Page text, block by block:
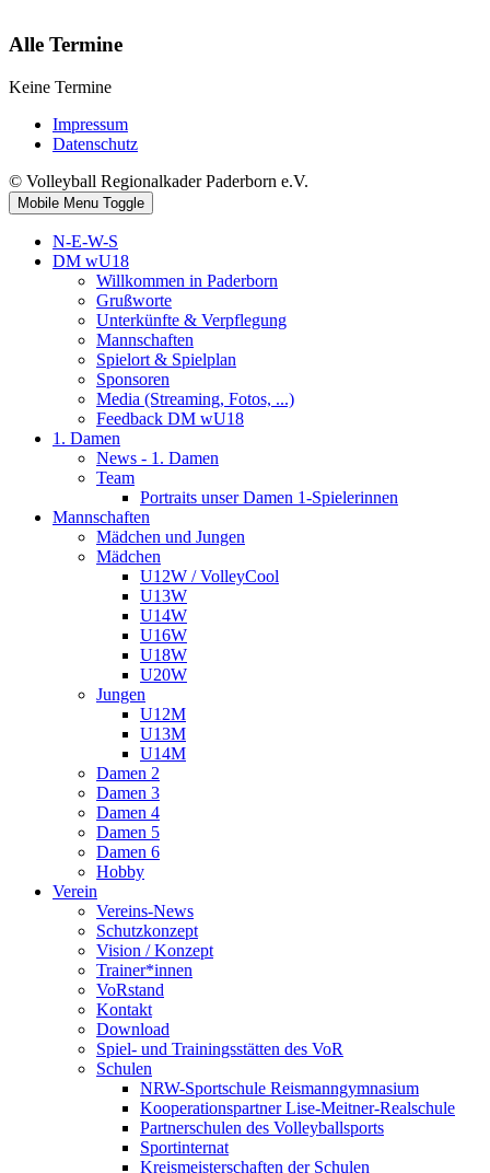
Alle Termine
Keine Termine
Impressum
Datenschutz
© Volleyball Regionalkader Paderborn e.V.
Mobile Menu Toggle
N-E-W-S
DM wU18
Willkommen in Paderborn
Grußworte
Unterkünfte & Verpflegung
Mannschaften
Spielort & Spielplan
Sponsoren
Media (Streaming, Fotos, ...)
Feedback DM wU18
1. Damen
News - 1. Damen
Team
Portraits unser Damen 1-Spielerinnen
Mannschaften
Mädchen und Jungen
Mädchen
U12W / VolleyCool
U13W
U14W
U16W
U18W
U20W
Jungen
U12M
U13M
U14M
Damen 2
Damen 3
Damen 4
Damen 5
Damen 6
Hobby
Verein
Vereins-News
Schutzkonzept
Vision / Konzept
Trainer*innen
VoRstand
Kontakt
Download
Spiel- und Trainingsstätten des VoR
Schulen
NRW-Sportschule Reismanngymnasium
Kooperationspartner Lise-Meitner-Realschule
Partnerschulen des Volleyballsports
Sportinternat
Kreismeisterschaften der Schulen